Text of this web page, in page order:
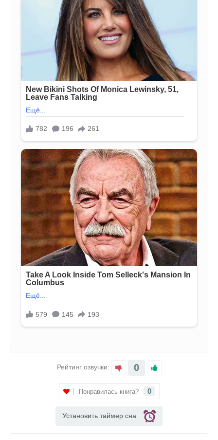
Рейтинг озвучки: 0
Понравилась книга? 0
Установить таймер сна